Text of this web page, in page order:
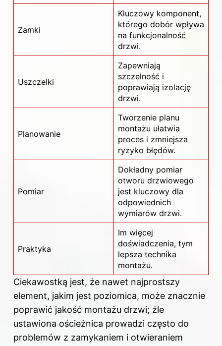
Zamki
Kluczowy komponent,
którego dobór wpływa
na funkcjonalność
drzwi.
Uszczelki
Zapewniają
szczelność i
poprawiają izolację
drzwi.
Planowanie
Tworzenie planu
montażu ułatwia
proces i zmniejsza
ryzyko błędów.
Pomiar
Dokładny pomiar
otworu drzwiowego
jest kluczowy dla
odpowiednich
wymiarów drzwi.
Praktyka
Im więcej
doświadczenia, tym
lepsza technika
montażu.
Ciekawostką jest, że nawet najprostszy
element, jakim jest poziomica, może znacznie
poprawić jakość montażu drzwi; źle
ustawiona ościeżnica prowadzi często do
problemów z zamykaniem i otwieraniem